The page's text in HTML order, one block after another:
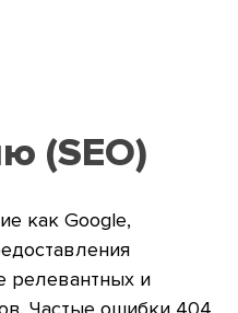
(SEO)
как Google,
релевантных и